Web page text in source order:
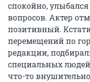
спокойно,
вопросов. Актер
позитивный.
перемещений по
редакции,
специальных
что-то